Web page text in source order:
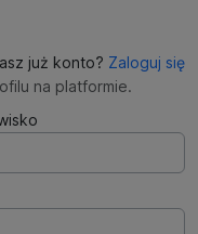
już konto? Zaloguj się
na platformie.